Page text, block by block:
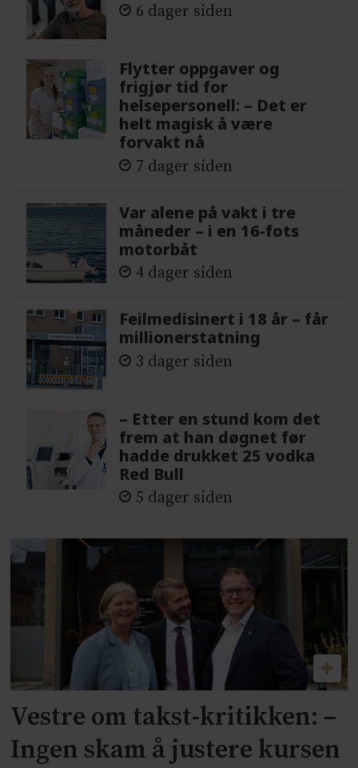
6 dager siden
Flytter oppgaver og
frigjør tid for
helsepersonell: – Det er
helt magisk å være
forvakt nå
7 dager siden
Var alene på vakt i tre
måneder – i en 16-fots
motorbåt
4 dager siden
Feilmedisinert i 18 år – får
millionerstatning
3 dager siden
– Etter en stund kom det
frem at han døgnet før
hadde drukket 25 vodka
Red Bull
5 dager siden
Vestre om takst-kritikken: –
Ingen skam å justere kursen